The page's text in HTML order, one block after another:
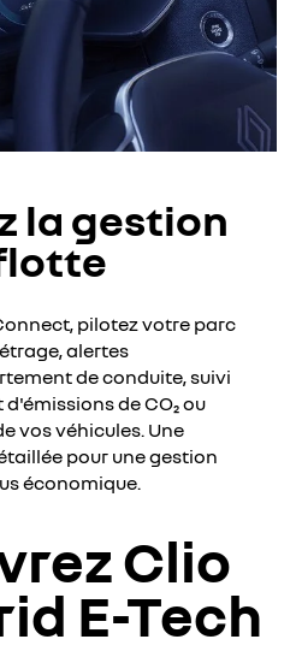
la gestion
pilotez votre parc
alertes
de conduite, suivi
de CO₂ ou
vos véhicules. Une
pour une gestion
économique.
Clio
E-Tech